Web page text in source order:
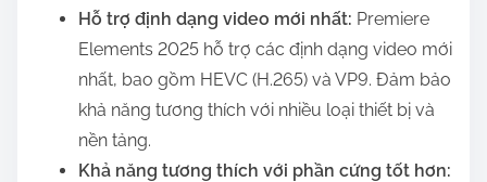
Hỗ trợ định dạng video mới nhất: Premiere
Elements 2025 hỗ trợ các định dạng video mới
nhất, bao gồm HEVC (H.265) và VP9. Đảm bảo
khả năng tương thích với nhiều loại thiết bị và
nền tảng.
Khả năng tương thích với phần cứng tốt hơn: